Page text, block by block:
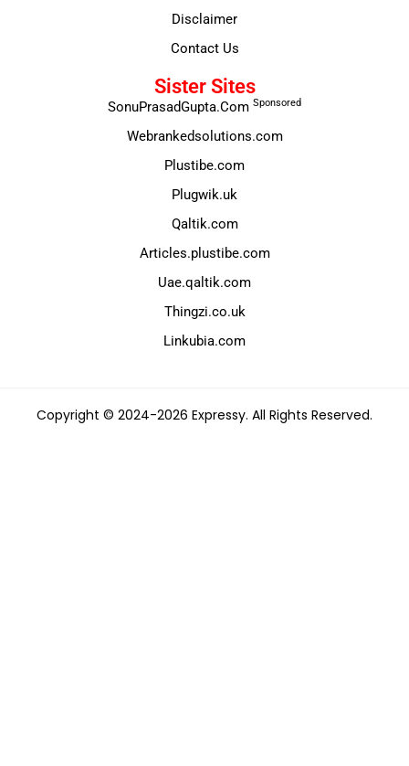
Disclaimer
Contact Us
Sister Sites
SonuPrasadGupta.Com Sponsored
Webrankedsolutions.com
Plustibe.com
Plugwik.uk
Qaltik.com
Articles.plustibe.com
Uae.qaltik.com
Thingzi.co.uk
Linkubia.com
Copyright © 2024-2026 Expressy. All Rights Reserved.